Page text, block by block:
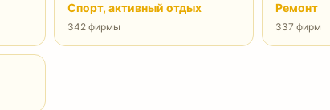
Спорт, активный отдых
342 фирмы
Ремонт
337 фирм